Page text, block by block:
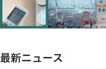
高更新の可能性に需給対応
検
最新ニュース